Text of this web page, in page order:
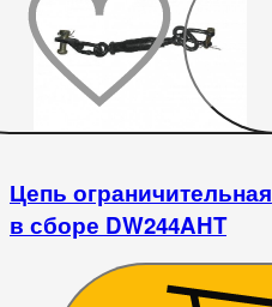
Цепь ограничительная
в сборе DW244AHT